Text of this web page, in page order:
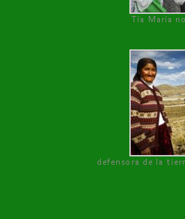
Tía María
defensora de la